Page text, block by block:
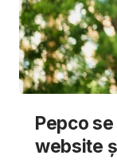
Pepco
website